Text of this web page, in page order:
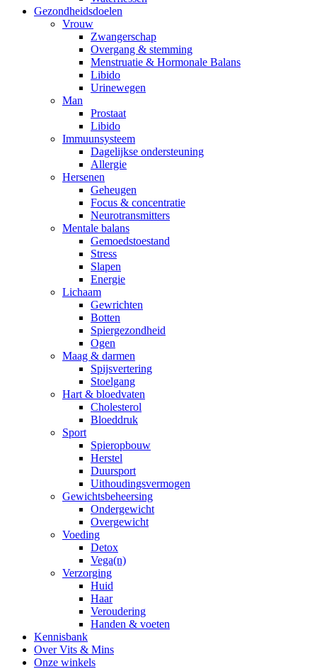
Gezondheidsdoelen
Vrouw
Zwangerschap
Overgang & stemming
Menstruatie & Hormonale Balans
Libido
Urinewegen
Man
Prostaat
Libido
Immuunsysteem
Dagelijkse ondersteuning
Allergie
Hersenen
Geheugen
Focus & concentratie
Neurotransmitters
Mentale balans
Gemoedstoestand
Stress
Slapen
Energie
Lichaam
Gewrichten
Botten
Spiergezondheid
Ogen
Maag & darmen
Spijsvertering
Stoelgang
Hart & bloedvaten
Cholesterol
Bloeddruk
Sport
Spieropbouw
Herstel
Duursport
Uithoudingsvermogen
Gewichtsbeheersing
Ondergewicht
Overgewicht
Voeding
Detox
Vega(n)
Verzorging
Huid
Haar
Veroudering
Handen & voeten
Kennisbank
Over Vits & Mins
Onze winkels